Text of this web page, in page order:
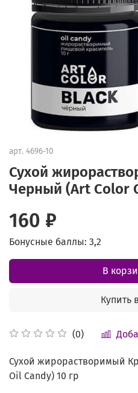
арт. 4696-10
Сухой
Черный (Art Color
(0)
160 ₽
Бонусные баллы: 3,2
В
Купить
Сухой жирорастворимый
Oil Candy) 10 гр